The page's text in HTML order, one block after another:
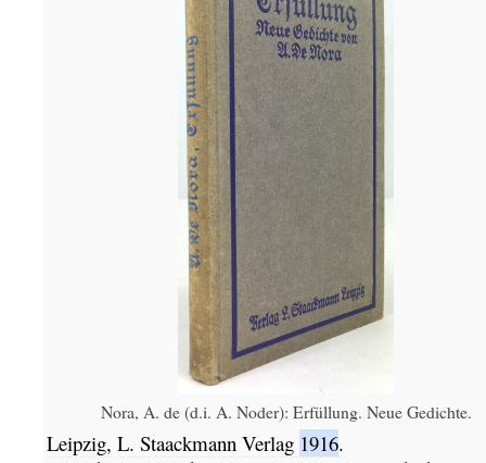
Nora, A. de (d.i. A. Noder): Erfüllung. Neue Gedichte.
Leipzig, L. Staackmann Verlag 1916.